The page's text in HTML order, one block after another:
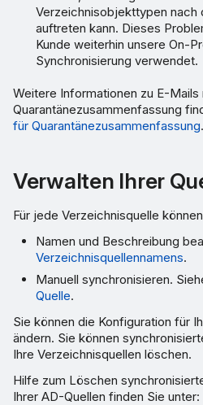
Verzeichnisobjekttypen nach
auftreten kann. Dieses
Kunde weiterhin unsere On-
Synchronisierung verwendet.
Weitere Informationen zu E-Mails
Quarantänezusammenfassung
für Quarantänezusammenfassung.
Verwalten Ihrer
Für jede Verzeichnisquelle
Namen und Beschreibung
Verzeichnisquellennamens.
Manuell synchronisieren.
Quelle.
Sie können die Konfiguration für
ändern. Sie können
Ihre Verzeichnisquellen löschen.
Hilfe zum Löschen
Ihrer AD-Quellen finden Sie unter: